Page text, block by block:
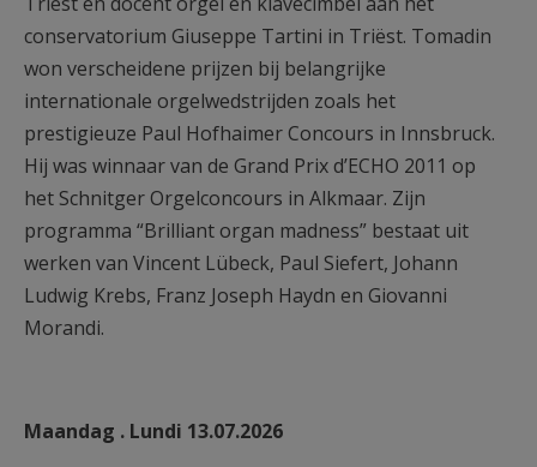
conservatorium Giuseppe Tartini in Triëst. Tomadin
won verscheidene prijzen bij belangrijke
internationale orgelwedstrijden zoals het
prestigieuze Paul Hofhaimer Concours in Innsbruck.
Hij was winnaar van de Grand Prix d’ECHO 2011 op
het Schnitger Orgelconcours in Alkmaar. Zijn
programma “Brilliant organ madness” bestaat uit
werken van Vincent Lübeck, Paul Siefert, Johann
Ludwig Krebs, Franz Joseph Haydn en Giovanni
Morandi.
Maandag . Lundi 13.07.2026